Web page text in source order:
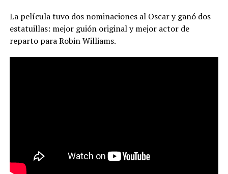
La película tuvo dos nominaciones al Oscar y ganó dos
estatuillas: mejor guión original y mejor actor de
reparto para Robin Williams.